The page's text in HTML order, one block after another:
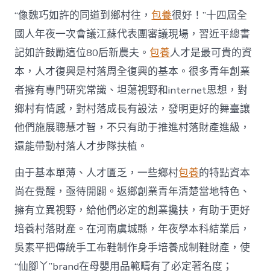
水
甜
心
寶
物
查
包
養
網
_
中
中
“像魏巧如許的同道到鄉村往，包養很好！”十四屆全
國人年夜一次會議江蘇代表團審議現場，習近平總書
記如許鼓勵這位80后新農夫。包養人才是最可貴的資
本，人才復興是村落周全復興的基本。很多青年創業
者擁有專門研究常識、坦蕩視野和internet思想，對
鄉村有情感，對村落成長有設法，發明更好的舞臺讓
他們施展聰慧才智，不只有助于推進村落財產進級，
還能帶動村落人才步隊扶植。
由于基本單薄、人才匱乏，一些鄉村包養的特點資本
尚在覺醒，亟待開闢。返鄉創業青年清楚當地特色、
擁有立異視野，給他們必定的創業攙扶，有助于更好
培養村落財產。在河南虞城縣，年夜學本科結業后，
吳素平把傳統手工布鞋制作身手培養成制鞋財產，使
“仙腳丫”brand在母嬰用品範疇有了必定著名度；